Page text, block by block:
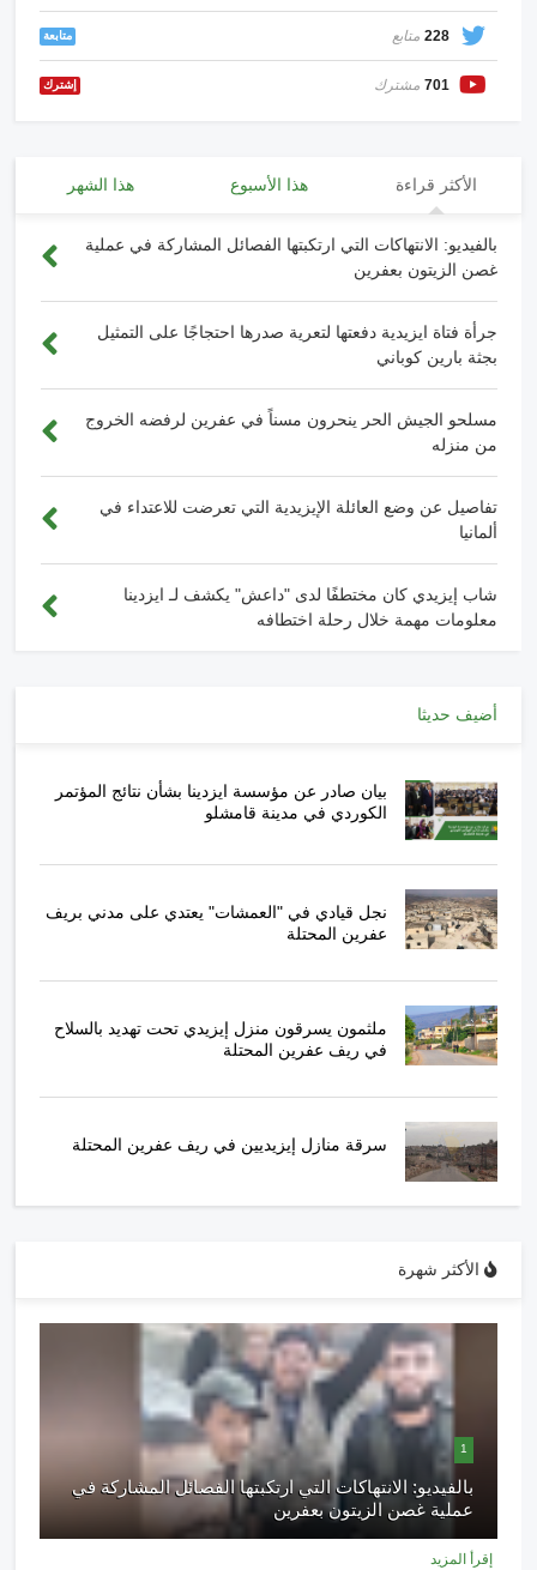
228 متابع متابعة
701 مشترك إشترك
الأكثر قراءة هذا الأسبوع هذا الشهر
بالفيديو: الانتهاكات التي ارتكبتها الفصائل المشاركة في عملية
غصن الزيتون بعفرين
جرأة فتاة ايزيدية دفعتها لتعرية صدرها احتجاجًا على التمثيل
بجثة بارين كوباني
مسلحو الجيش الحر ينحرون مسناً في عفرين لرفضه الخروج
من منزله
تفاصيل عن وضع العائلة الإيزيدية التي تعرضت للاعتداء في
ألمانيا
شاب إيزيدي كان مختطفًا لدى "داعش" يكشف لـ ايزدينا
معلومات مهمة خلال رحلة اختطافه
أضيف حديثا
بيان صادر عن مؤسسة ايزدينا بشأن نتائج المؤتمر
الكوردي في مدينة قامشلو
نجل قيادي في "العمشات" يعتدي على مدني بريف
عفرين المحتلة
ملثمون يسرقون منزل إيزيدي تحت تهديد بالسلاح
في ريف عفرين المحتلة
سرقة منازل إيزيديين في ريف عفرين المحتلة
الأكثر شهرة
1
بالفيديو: الانتهاكات التي ارتكبتها الفصائل المشاركة في
عملية غصن الزيتون بعفرين
إقرأ المزيد